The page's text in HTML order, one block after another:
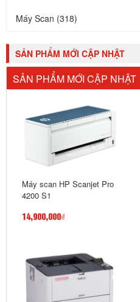
Máy Scan (318)
SẢN PHẨM MỚI CẬP NHẬT
SẢN PHẨM MỚI CẬP NHẬT
Máy scan HP Scanjet Pro
4200 S1
14,900,000₫